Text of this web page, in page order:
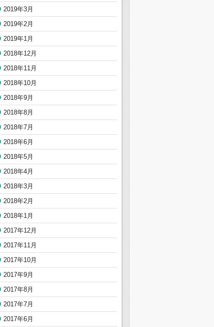
2019年3月
2019年2月
2019年1月
2018年12月
2018年11月
2018年10月
2018年9月
2018年8月
2018年7月
2018年6月
2018年5月
2018年4月
2018年3月
2018年2月
2018年1月
2017年12月
2017年11月
2017年10月
2017年9月
2017年8月
2017年7月
2017年6月